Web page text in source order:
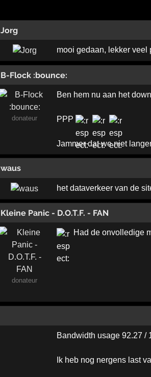
Jorg
mooi gedaan, lekker veel
B-Flock :bounce:
donateur
Ben hem nu aan het
PPP
Jammer dat we niet
waus
het dataverkeer van de
Kleine Panic - D.O.T.F. - FAN
donateur
Had de onvolledige
Bandwidth usage 92.27 /
Ik heb nog nergens last